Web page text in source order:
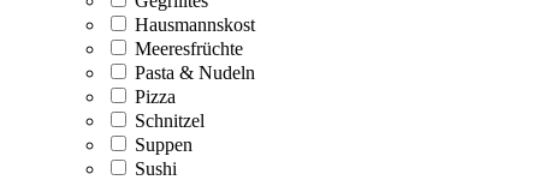
Hausmannskost
Meeresfrüchte
Pasta & Nudeln
Pizza
Schnitzel
Suppen
Sushi